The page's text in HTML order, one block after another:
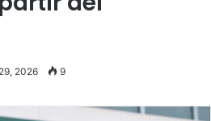
2026 9